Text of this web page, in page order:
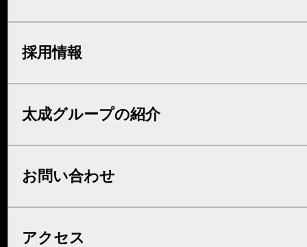
採用情報
太成グループの紹介
お問い合わせ
アクセス